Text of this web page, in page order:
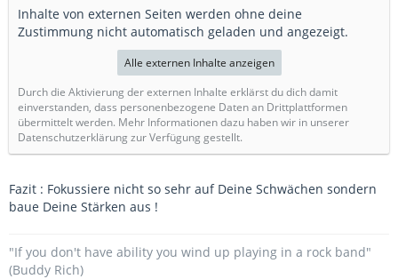
Inhalte von externen Seiten werden ohne deine
Zustimmung nicht automatisch geladen und angezeigt.
Alle externen Inhalte anzeigen
Durch die Aktivierung der externen Inhalte erklärst du dich damit
einverstanden, dass personenbezogene Daten an Drittplattformen
übermittelt werden. Mehr Informationen dazu haben wir in unserer
Datenschutzerklärung zur Verfügung gestellt.
Fazit : Fokussiere nicht so sehr auf Deine Schwächen sondern
baue Deine Stärken aus !
"If you don't have ability you wind up playing in a rock band"
(Buddy Rich)